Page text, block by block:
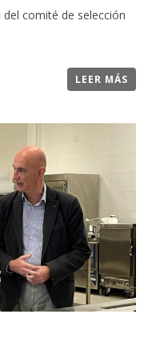
comité de selección
LEER MÁS